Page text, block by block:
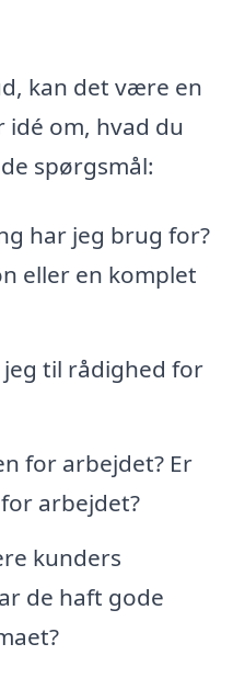
kan det være en
idé om, hvad du
spørgsmål:
har jeg brug for?
eller en komplet
til rådighed for
for arbejdet? Er
arbejdet?
kunders
de haft gode